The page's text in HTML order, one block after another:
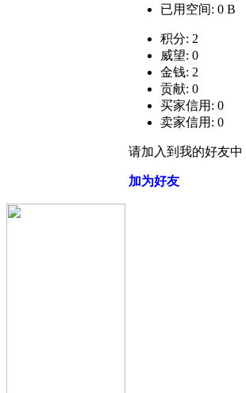
已用空间: 0 B
积分: 2
威望: 0
金钱: 2
贡献: 0
买家信用: 0
卖家信用: 0
请加入到我的好友
加为好友